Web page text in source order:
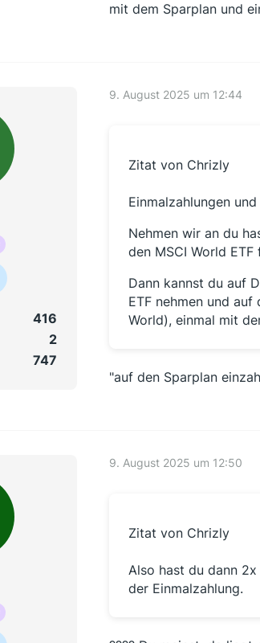
mit dem Sparplan und
416
2
747
9. August 2025 um 12:44
Zitat von Chrizly
Einmalzahlungen
Nehmen wir an du
den MSCI World ETF
Dann kannst du auf
ETF nehmen und
World), einmal mit
"auf den Sparplan
9. August 2025 um 12:50
Zitat von Chrizly
Also hast du dann
der Einmalzahlung.